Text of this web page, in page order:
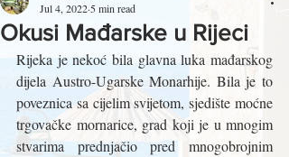
Okusi Mađarske u Rijeci
Jul 4, 2022 5 min read
Rijeka je nekoć bila glavna luka mađarskog
dijela Austro-Ugarske Monarhije. Bila je to
poveznica sa cijelim svijetom, sjedište moćne
trgovačke mornarice, grad koji je u mnogim
stvarima prednjačio pred mnogobrojnim